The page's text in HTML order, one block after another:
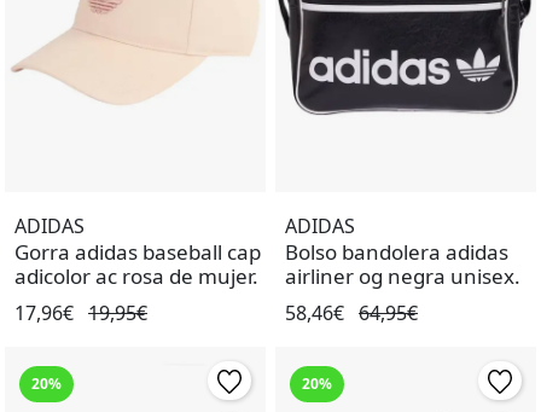
ADIDAS
Gorra adidas baseball cap
adicolor ac rosa de mujer.
17,96€ 19,95€
ADIDAS
Bolso bandolera adidas
airliner og negra unisex.
58,46€ 64,95€
20% 20%